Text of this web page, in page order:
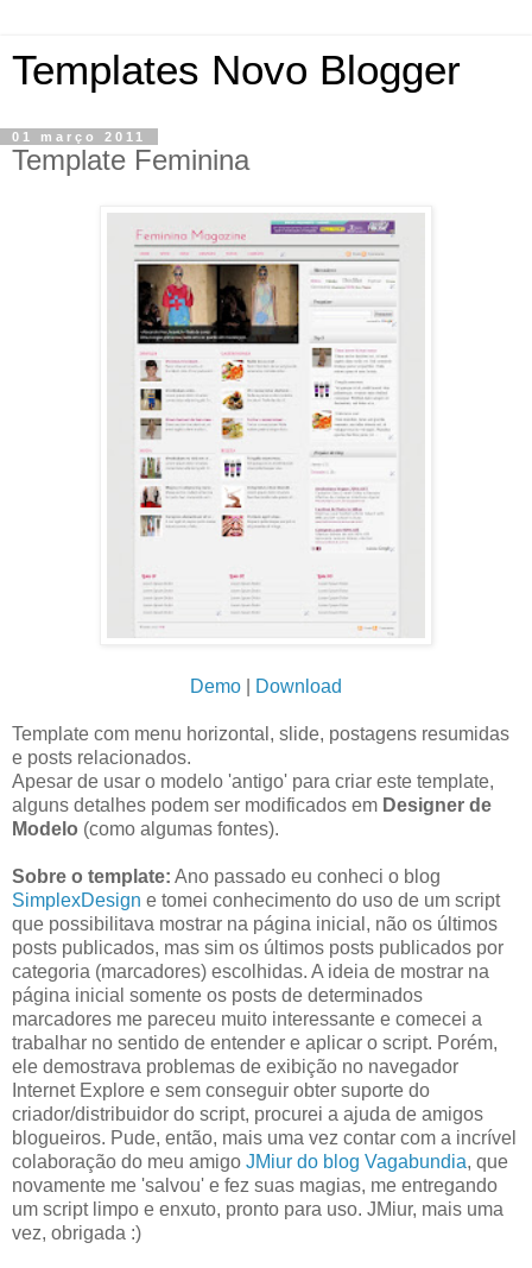
Templates Novo Blogger
01 março 2011
Template Feminina
Demo Download
Template com menu horizontal, slide, postagens resumidas
e posts relacionados.
Apesar de usar o modelo 'antigo' para criar este template,
alguns detalhes podem ser modificados em Designer de
Modelo (como algumas fontes).
Sobre o template: Ano passado eu conheci o blog
SimplexDesign e tomei conhecimento do uso de um script
que possibilitava mostrar na página inicial, não os últimos
posts publicados, mas sim os últimos posts publicados por
categoria (marcadores) escolhidas. A ideia de mostrar na
página inicial somente os posts de determinados
marcadores me pareceu muito interessante e comecei a
trabalhar no sentido de entender e aplicar o script. Porém,
ele demostrava problemas de exibição no navegador
Internet Explore e sem conseguir obter suporte do
criador/distribuidor do script, procurei a ajuda de amigos
blogueiros. Pude, então, mais uma vez contar com a incrível
colaboração do meu amigo JMiur do blog Vagabundia, que
novamente me 'salvou' e fez suas magias, me entregando
um script limpo e enxuto, pronto para uso. JMiur, mais uma
vez, obrigada :)